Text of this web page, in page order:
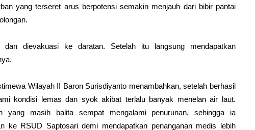
yang terseret arus berpotensi semakin menjauh dari bibir pantai
dan dievakuasi ke daratan. Setelah itu langsung mendapatkan
Wilayah II Baron Surisdiyanto menambahkan, setelah berhasil
kondisi lemas dan syok akibat terlalu banyak menelan air laut.
yang masih balita sempat mengalami penurunan, sehingga ia
ke RSUD Saptosari demi mendapatkan penanganan medis lebih